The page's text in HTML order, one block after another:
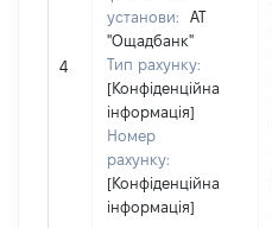
4
установи:
АТ
"Ощадбанк"
Тип рахунку:
[Конфіденційна
інформація]
Номер
рахунку:
[Конфіденційна
інформація]